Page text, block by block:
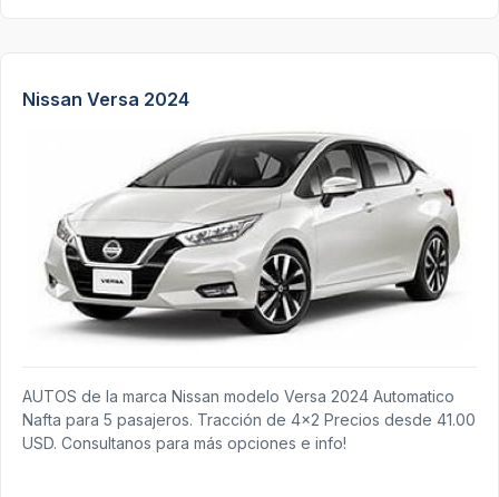
Nissan Versa 2024
AUTOS de la marca Nissan modelo Versa 2024 Automatico
Nafta para 5 pasajeros. Tracción de 4x2 Precios desde 41.00
USD. Consultanos para más opciones e info!